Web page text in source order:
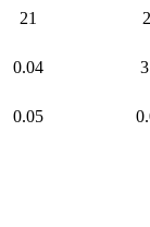
21
0.04
0.05